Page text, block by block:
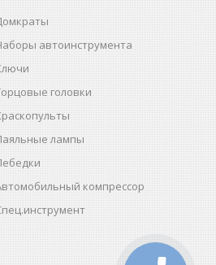
автоинструмента
головки
лампы
компрессор